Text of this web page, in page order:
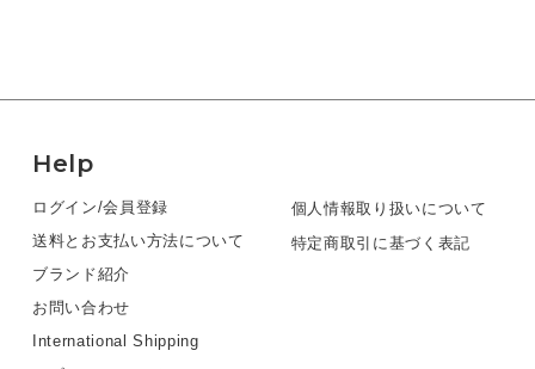
Help
ログイン/会員登録
送料とお支払い方法について
ブランド紹介
お問い合わせ
International Shipping
個人情報取り扱いについて
特定商取引に基づく表記